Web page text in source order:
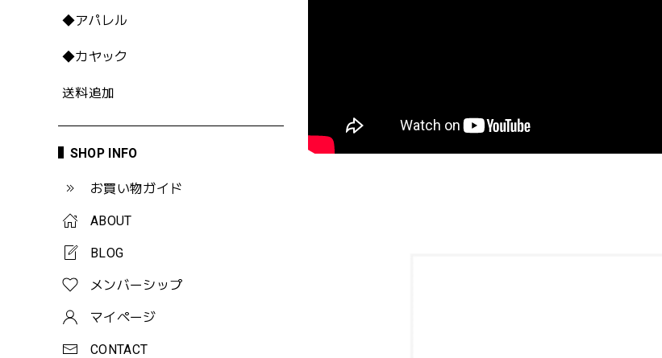
◆アパレル
◆カヤック
送料追加
SHOP INFO
お買い物ガイド
ABOUT
BLOG
メンバーシップ
マイページ
CONTACT